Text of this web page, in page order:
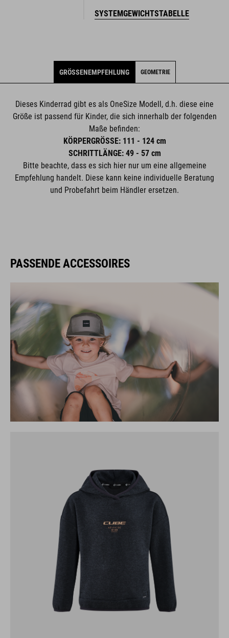
SYSTEMGEWICHTSTABELLE
GRÖSSENEMPFEHLUNG GEOMETRIE
Dieses Kinderrad gibt es als OneSize Modell, d.h. diese eine
Größe ist passend für Kinder, die sich innerhalb der folgenden
Maße befinden:
KÖRPERGRÖSSE: 111 - 124 cm
SCHRITTLÄNGE: 49 - 57 cm
Bitte beachte, dass es sich hier nur um eine allgemeine
Empfehlung handelt. Diese kann keine individuelle Beratung
und Probefahrt beim Händler ersetzen.
PASSENDE ACCESSOIRES